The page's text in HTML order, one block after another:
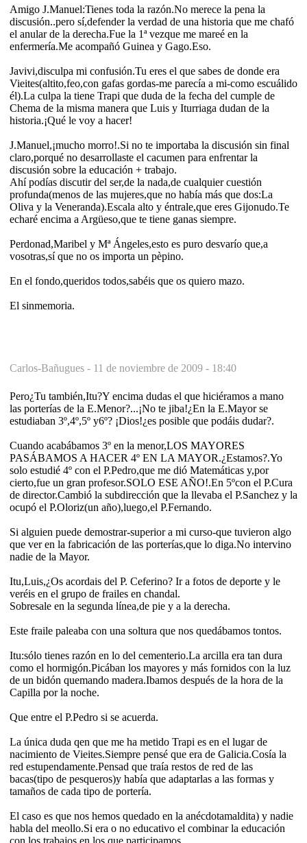
Amigo J.Manuel:Tienes toda la razón.No merece la pena la
discusión..pero sí,defender la verdad de una historia que me chafó
el anular de la derecha.Fue la 1ª vezque me mareé en la
enfermería.Me acompañó Guinea y Gago.Eso.
Javivi,disculpa mi confusión.Tu eres el que sabes de donde era
Vieites(altito,feo,con gafas gordas-me parecía a mi-como escuálido
él).La culpa la tiene Trapi que duda de la fecha del cumple de
Chema de la misma manera que Luis y Iturriaga dudan de la
historia.¡Qué le voy a hacer!
J.Manuel,¡mucho morro!.Si no te importaba la discusión sin final
claro,porqué no desarrollaste el cacumen para enfrentar la
discusión sobre la educación + trabajo.
Ahí podías discutir del ser,de la nada,de cualquier cuestión
profunda(menos de las mujeres,que no había más que dos:La
Oliva y la Veneranda).Escala alto y éntrale,que eres Gijonudo.Te
echaré encima a Argüeso,que te tiene ganas siempre.
Perdonad,Maribel y Mª Ángeles,esto es puro desvarío que,a
vosotras,sí que no os importa un pèpino.
En el fondo,queridos todos,sabéis que os quiero mazo.
El sinmemoria.
Carlos-Bañugues - 11 de noviembre de 2009 - 18:40
Pero¿Tu también,Itu?Y encima dudas el que hiciéramos a mano
las porterías de la E.Menor?...¡No te jiba!¿En la E.Mayor se
estudiaban 3º,4º,5º y6º? ¡Dios!¿es posible que podáis dudar?.
Cuando acabábamos 3º en la menor,LOS MAYORES
PASÁBAMOS A HACER 4º EN LA MAYOR.¿Estamos?.Yo
solo estudié 4º con el P.Pedro,que me dió Matemáticas y,por
cierto,fue un gran profesor.SOLO ESE AÑO!.En 5ºcon el P.Cura
de director.Cambió la subdirección que la llevaba el P.Sanchez y la
ocupó el P.Oloriz(un año),luego,el P.Fernando.
Si alguien puede demostrar-superior a mi curso-que tuvieron algo
que ver en la fabricación de las porterías,que lo diga.No intervino
nadie de la Mayor.
Itu,Luis,¿Os acordais del P. Ceferino? Ir a fotos de deporte y le
veréis en el grupo de frailes en chandal.
Sobresale en la segunda línea,de pie y a la derecha.
Este fraile paleaba con una soltura que nos quedábamos tontos.
Itu:sólo tienes razón en lo del cementerio.La arcilla era tan dura
como el hormigón.Picában los mayores y más fornidos con la luz
de un bidón quemando madera.Ibamos después de la hora de la
Capilla por la noche.
Que entre el P.Pedro si se acuerda.
La única duda qen que me ha metido Trapi es en el lugar de
nacimiento de Vieites.Siempre pensé que era de Galicia.Cosía la
red estupendamente.Pensad que traía restos de red de las
bacas(tipo de pesqueros)y había que adaptarlas a las formas y
tamaños de cada tipo de portería.
El caso es que nos hemos quedado en la anécdotamaldita) y nadie
habla del meollo.Si era o no educativo el combinar la educación
con los trabajos en los que participamos.